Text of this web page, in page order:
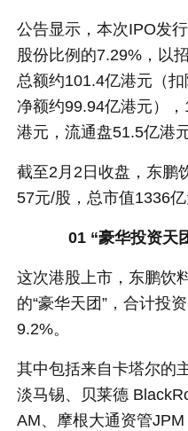
公告显示，本次IPO发
股份比例的7.29%，以
总额约101.4亿港元（
净额约99.94亿港元）
港元，流通盘51.5亿港元
截至2月2日收盘，东鹏
57元/股，总市值1336亿
01 “豪华投资天
这次港股上市，东鹏饮
的“豪华天团”，合计投
9.2%。
其中包括来自卡塔尔的
淡马锡、贝莱德
AM、摩根大通资管